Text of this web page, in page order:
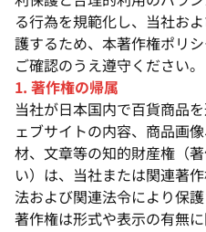
る行為を規範化し、当社お
護するため、本著作権ポリ
ご確認のうえ遵守ください。
1. 著作権の帰属
当社が日本国内で百貨商品
ェブサイトの内容、商品画
材、文章等の知的財産権（
い）は、当社または関連著
法および関連法令により保護
著作権は形式や表示の有無